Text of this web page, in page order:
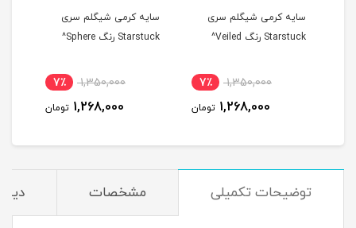
سایه کرمی شیگلم سری
Starstuck رنگ Veiled^
1,350,000 7٪
1,268,000 تومان
سایه کرمی شیگلم سری
Starstuck رنگ Sphere^
1,350,000 7٪
1,268,000 تومان
توضیحات تکمیلی مشخصات